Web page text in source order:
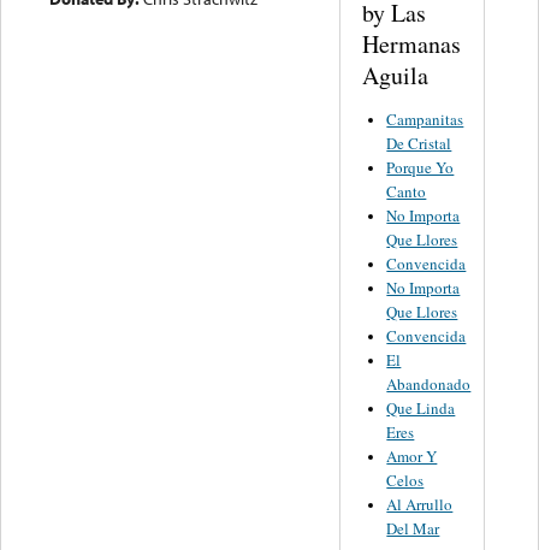
by Las
Hermanas
Aguila
Campanitas
De Cristal
Porque Yo
Canto
No Importa
Que Llores
Convencida
No Importa
Que Llores
Convencida
El
Abandonado
Que Linda
Eres
Amor Y
Celos
Al Arrullo
Del Mar